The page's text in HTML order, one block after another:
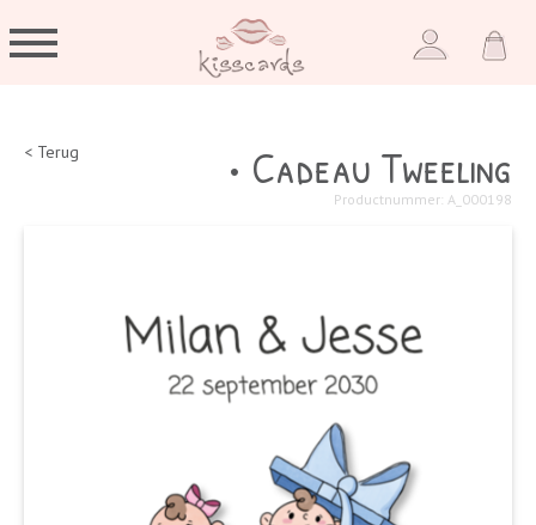
< Terug • Cadeau Tweeling
Productnummer: A_000198